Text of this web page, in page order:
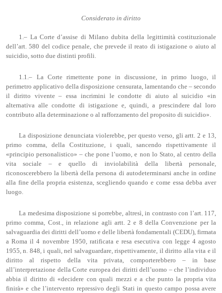
Considerato in diritto
1.– La Corte d’assise di Milano dubita della legittimità costituzionale
dell’art. 580 del codice penale, che prevede il reato di istigazione o aiuto al
suicidio, sotto due distinti profili.
1.1.– La Corte rimettente pone in discussione, in primo luogo, il
perimetro applicativo della disposizione censurata, lamentando che – secondo
il diritto vivente – essa incrimini le condotte di aiuto al suicidio «in
alternativa alle condotte di istigazione e, quindi, a prescindere dal loro
contributo alla determinazione o al rafforzamento del proposito di suicidio».
La disposizione denunciata violerebbe, per questo verso, gli artt. 2 e 13,
primo comma, della Costituzione, i quali, sancendo rispettivamente il
«principio personalistico» – che pone l’uomo, e non lo Stato, al centro della
vita sociale – e quello di inviolabilità della libertà personale,
riconoscerebbero la libertà della persona di autodeterminarsi anche in ordine
alla fine della propria esistenza, scegliendo quando e come essa debba aver
luogo.
La medesima disposizione si porrebbe, altresì, in contrasto con l’art. 117,
primo comma, Cost., in relazione agli artt. 2 e 8 della Convenzione per la
salvaguardia dei diritti dell’uomo e delle libertà fondamentali (CEDU), firmata
a Roma il 4 novembre 1950, ratificata e resa esecutiva con legge 4 agosto
1955, n. 848, i quali, nel salvaguardare, rispettivamente, il diritto alla vita e il
diritto al rispetto della vita privata, comporterebbero – in base
all’interpretazione della Corte europea dei diritti dell’uomo – che l’individuo
abbia il diritto di «decidere con quali mezzi e a che punto la propria vita
finirà» e che l’intervento repressivo degli Stati in questo campo possa avere